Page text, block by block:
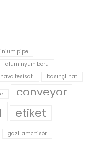
pipe
alüminyum boru
tesisatı basınçlı hat
conveyor
etiket
gazlı amortisör